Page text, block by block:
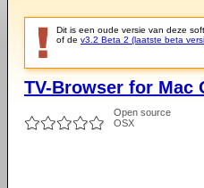
Dit is een oude versie van deze
of de v3.2 Beta 2 (laatste beta
TV-Browser for Mac
Open source
OSX